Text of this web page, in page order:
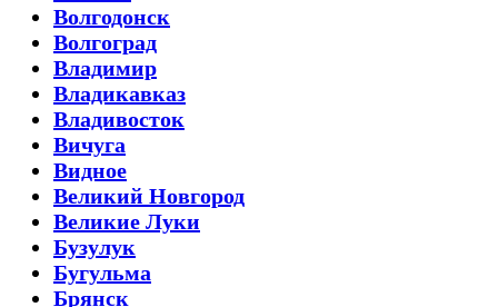
Волгодонск
Волгоград
Владимир
Владикавказ
Владивосток
Вичуга
Видное
Великий Новгород
Великие Луки
Бузулук
Бугульма
Брянск